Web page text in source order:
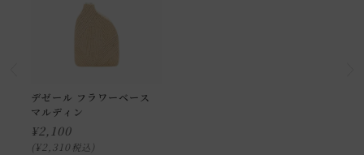
小型商品の日時・時間指定について
申し訳ございませんが、具体的な時間帯指定をしての出荷は
できません。
また、 日曜・祝日は、時間帯指定ができません。
デゼール フラワーベース
マルディン
¥2,100
¥2,310 税込